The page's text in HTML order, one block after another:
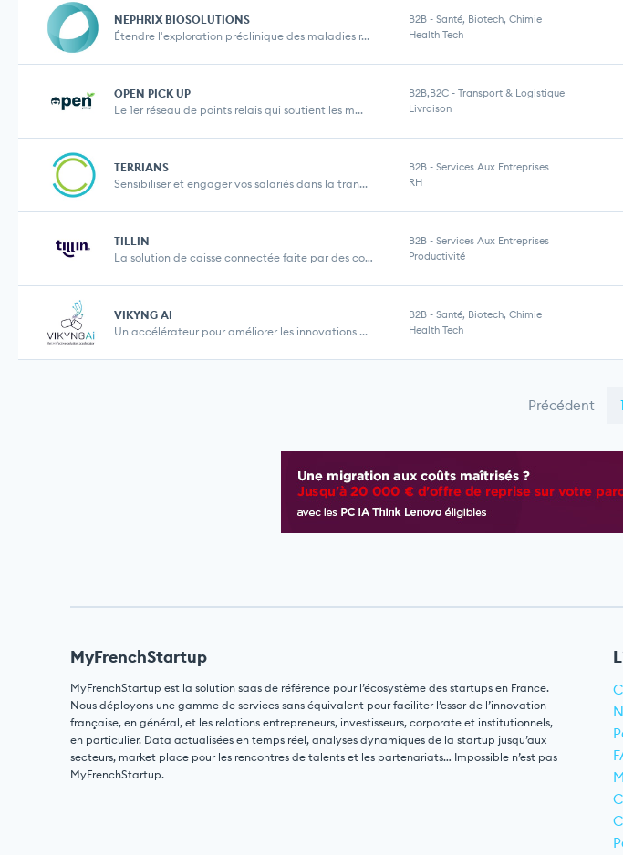
NEPHRIX BIOSOLUTIONS
Étendre l'exploration préclinique des maladies r...
B2B - Santé, Biotech, Chimie
Health Tech
OPEN PICK UP
Le 1er réseau de points relais qui soutient les m...
B2B,B2C - Transport & Logistique
Livraison
TERRIANS
Sensibiliser et engager vos salariés dans la tran...
B2B - Services Aux Entreprises
RH
TILLIN
La solution de caisse connectée faite par des com...
B2B - Services Aux Entreprises
Productivité
VIKYNG AI
Un accélérateur pour améliorer les innovations ...
B2B - Santé, Biotech, Chimie
Health Tech
Précédent 1
MyFrenchStartup
MyFrenchStartup est la solution saas de référence pour l’écosystème des startups en France.
Nous déployons une gamme de services sans équivalent pour faciliter l’essor de l’innovation
française, en général, et les relations entrepreneurs, investisseurs, corporate et institutionnels,
en particulier. Data actualisées en temps réel, analyses dynamiques de la startup jusqu’aux
secteurs, market place pour les rencontres de talents et les partenariats… Impossible n’est pas
MyFrenchStartup.